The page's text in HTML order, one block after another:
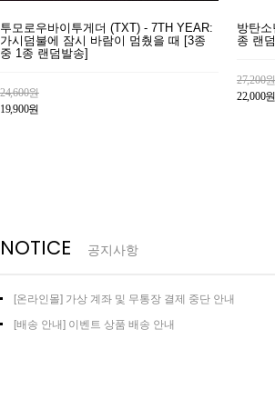
투모로우바이투게더 (TXT) - 7TH YEAR:
가시덤불에 잠시 바람이 멈췄을 때 [3종
중 1종 랜덤발송]
24,600원
19,900원
방탄
종 랜
27,200원
22,000원
NOTICE 공지사항
[온라인몰] 가상 계좌 및 무통장 결제 중단 안내
[배송 안내] 이벤트 상품 배송 안내